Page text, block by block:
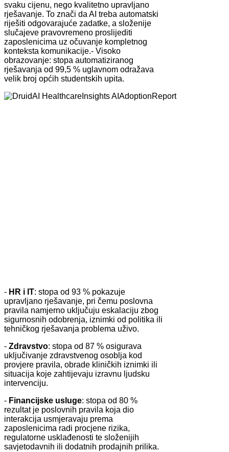
svaku cijenu, nego kvalitetno upravljano
rješavanje. To znači da AI treba automatski
riješiti odgovarajuće zadatke, a složenije
slučajeve pravovremeno proslijediti
zaposlenicima uz očuvanje kompletnog
konteksta komunikacije.- Visoko
obrazovanje: stopa automatiziranog
rješavanja od 99,5 % uglavnom odražava
velik broj općih studentskih upita.
- HR i IT: stopa od 93 % pokazuje
upravljano rješavanje, pri čemu poslovna
pravila namjerno uključuju eskalaciju zbog
sigurnosnih odobrenja, iznimki od politika ili
tehničkog rješavanja problema uživo.
- Zdravstvo: stopa od 87 % osigurava
uključivanje zdravstvenog osoblja kod
provjere pravila, obrade kliničkih iznimki ili
situacija koje zahtijevaju izravnu ljudsku
intervenciju.
- Financijske usluge: stopa od 80 %
rezultat je poslovnih pravila koja dio
interakcija usmjeravaju prema
zaposlenicima radi procjene rizika,
regulatorne usklađenosti te složenijih
savjetodavnih ili dodatnih prodajnih prilika.